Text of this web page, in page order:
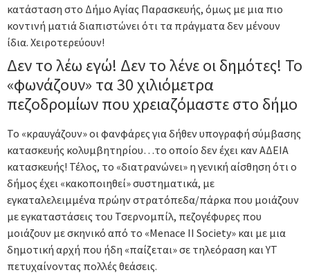
κατάσταση στο Δήμο Αγίας Παρασκευής, όμως με μια πιο
κοντινή ματιά διαπιστώνει ότι τα πράγματα δεν μένουν
ίδια. Χειροτερεύουν!
Δεν το λέω εγώ! Δεν το λένε οι δημότες! Το
«φωνάζουν» τα 30 χιλιόμετρα
πεζοδρομίων που χρειαζόμαστε στο δήμο
Το «κραυγάζουν» οι φανφάρες για δήθεν υπογραφή σύμβασης
κατασκευής κολυμβητηρίου…το οποίο δεν έχει καν ΑΔΕΙΑ
κατασκευής! Τέλος, το «διατρανώνει» η γενική αίσθηση ότι ο
δήμος έχει «κακοποιηθεί» συστηματικά, με
εγκαταλελειμμένα πρώην στρατόπεδα/πάρκα που μοιάζουν
με εγκαταστάσεις του Τσερνομπίλ, πεζογέφυρες που
μοιάζουν με σκηνικό από το «Menace II Society» και με μια
δημοτική αρχή που ήδη «παίζεται» σε τηλεόραση και YT
πετυχαίνοντας πολλές θεάσεις.